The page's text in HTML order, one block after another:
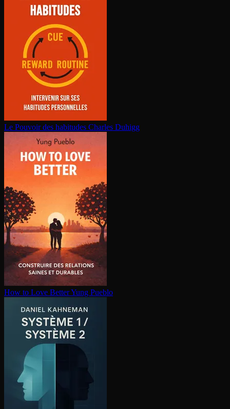
Le Pouvoir des habitudes Charles Duhigg
How to Love BetterYung Pueblo